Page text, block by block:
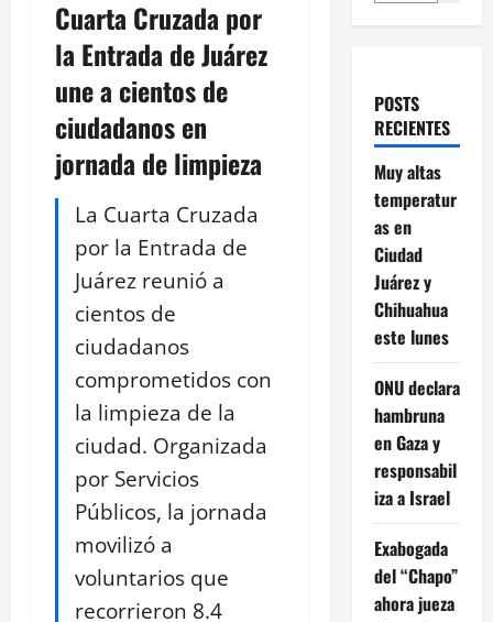
Cuarta Cruzada por
la Entrada de Juárez
une a cientos de
ciudadanos en
jornada de limpieza
La Cuarta Cruzada
por la Entrada de
Juárez reunió a
cientos de
ciudadanos
comprometidos con
la limpieza de la
ciudad. Organizada
por Servicios
Públicos, la jornada
movilizó a
voluntarios que
recorrieron 8.4
POSTS
RECIENTES
Muy altas
temperatur
as en
Ciudad
Juárez y
Chihuahua
este lunes
ONU declara
hambruna
en Gaza y
responsabil
iza a Israel
Exabogada
del “Chapo”
ahora jueza